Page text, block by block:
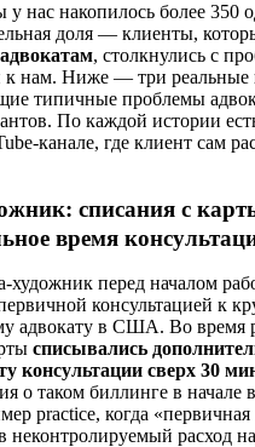
у нас накопилось более 350
доля — клиенты,
, столкнулись с
нам. Ниже — три реальные
типичные проблемы
По каждой истории
канале, где клиент сам
списания с
время
художник перед началом
консультацией к
адвокату в США. Во время
списывались
консультации сверх 30
о таком биллинге в начале
practice, когда «первичная
неконтролируемый расход